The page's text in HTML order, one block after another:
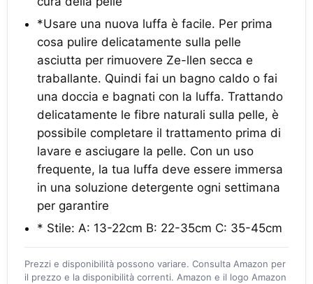
*Usare una nuova luffa è facile. Per prima
cosa pulire delicatamente sulla pelle
asciutta per rimuovere Ze-llen secca e
traballante. Quindi fai un bagno caldo o fai
una doccia e bagnati con la luffa. Trattando
delicatamente le fibre naturali sulla pelle, è
possibile completare il trattamento prima di
lavare e asciugare la pelle. Con un uso
frequente, la tua luffa deve essere immersa
in una soluzione detergente ogni settimana
per garantire
* Stile: A: 13-22cm B: 22-35cm C: 35-45cm
Prezzi e disponibilità possono variare. Consulta Amazon per
il prezzo e la disponibilità correnti. Amazon e il logo Amazon